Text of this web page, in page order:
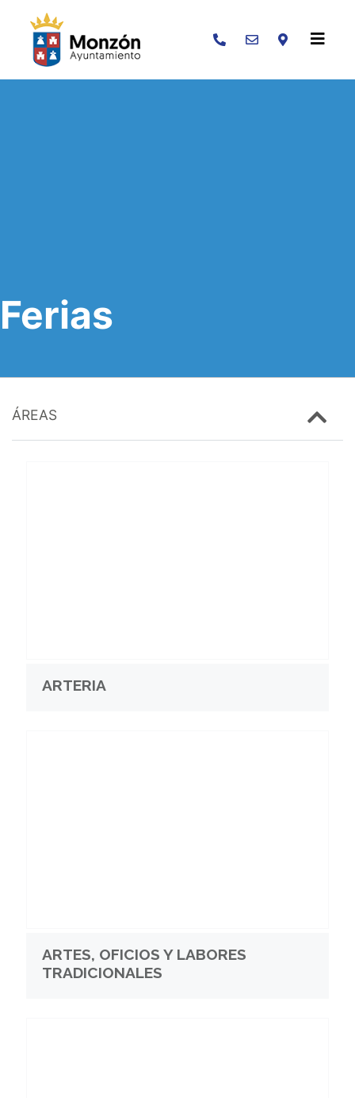
Buscar
Ferias
ÁREAS
ARTERIA
ARTES, OFICIOS Y LABORES
TRADICIONALES